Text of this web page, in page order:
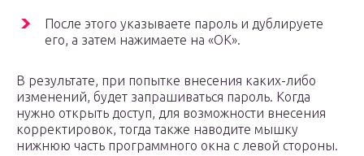
После этого указываете пароль и дублируете
его, а затем нажимаете на «ОК».
В результате, при попытке внесения каких-либо
изменений, будет запрашиваться пароль. Когда
нужно открыть доступ, для возможности внесения
корректировок, тогда также наводите мышку
нижнюю часть программного окна с левой стороны.